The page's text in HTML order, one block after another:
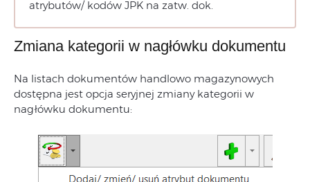
atrybutów/ kodów JPK na zatw. dok.
Zmiana kategorii w nagłówku dokumentu
Na listach dokumentów handlowo magazynowych
dostępna jest opcja seryjnej zmiany kategorii w
nagłówku dokumentu: